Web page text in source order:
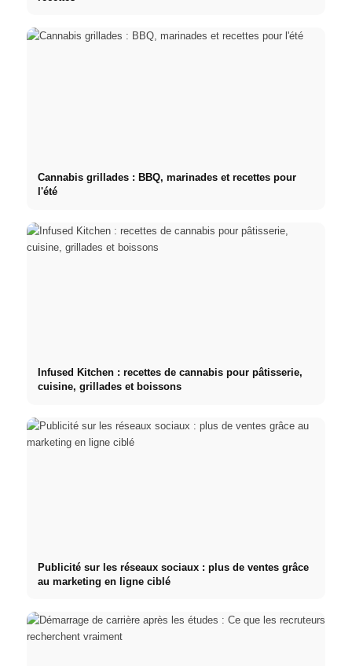
Cannabis grillades : BBQ, marinades et recettes pour
l'été
Infused Kitchen : recettes de cannabis pour pâtisserie,
cuisine, grillades et boissons
Publicité sur les réseaux sociaux : plus de ventes grâce
au marketing en ligne ciblé